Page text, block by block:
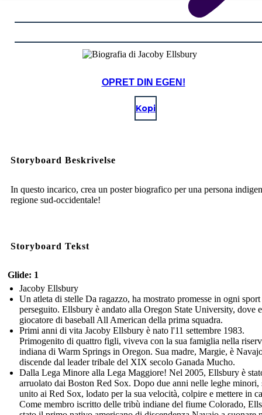
OPRET DIN EGEN!
Kopi
Storyboard Beskrivelse
In questo incarico, crea un poster biografico per una persona
regione sud-occidentale!
Storyboard Tekst
Glide: 1
Jacoby Ellsbury
Un atleta di stelle Da ragazzo, ha mostrato promesse in ogni sport
perseguito. Ellsbury è andato alla Oregon State University, dove
giocatore di baseball All American della prima squadra.
Primi anni di vita Jacoby Ellsbury è nato l'11 settembre 1983.
Primogenito di quattro figli, viveva con la sua famiglia nella
indiana di Warm Springs in Oregon. Sua madre, Margie, è
discende dal leader tribale del XIX secolo Ganada Mucho.
Dalla Lega Minore alla Lega Maggiore! Nel 2005, Ellsbury è
arruolato dai Boston Red Sox. Dopo due anni nelle leghe minori,
unito ai Red Sox, lodato per la sua velocità, colpire e mettere in
Come membro iscritto delle tribù indiane del fiume Colorado,